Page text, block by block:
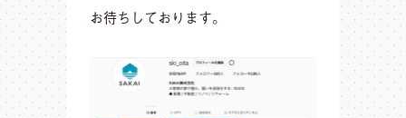
お待ちしております。